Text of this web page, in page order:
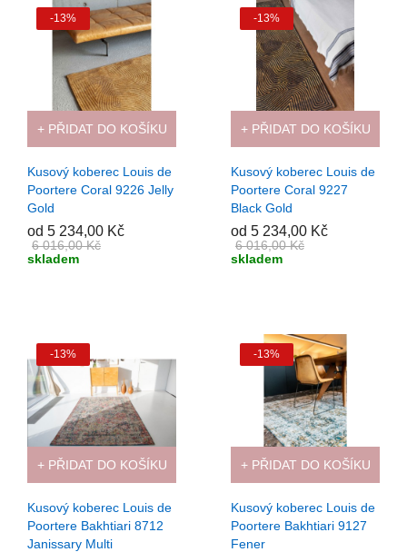
-13%
+ PŘIDAT DO KOŠÍKU
Kusový koberec Louis de
Poortere Coral 9226 Jelly
Gold
od 5 234,00 Kč
6 016,00 Kč
skladem
-13%
+ PŘIDAT DO KOŠÍKU
Kusový koberec Louis de
Poortere Coral 9227
Black Gold
od 5 234,00 Kč
6 016,00 Kč
skladem
-13%
+ PŘIDAT DO KOŠÍKU
Kusový koberec Louis de
Poortere Bakhtiari 8712
Janissary Multi
-13%
+ PŘIDAT DO KOŠÍKU
Kusový koberec Louis de
Poortere Bakhtiari 9127
Fener